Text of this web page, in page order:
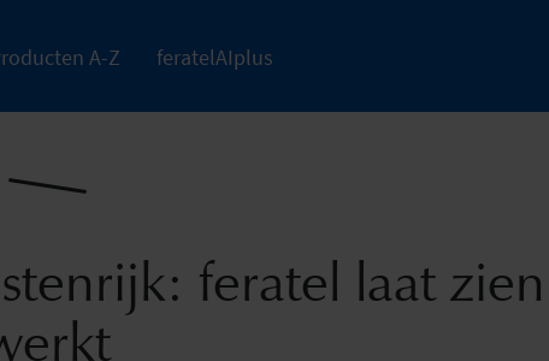
A-Z feratelAIplus
feratel laat